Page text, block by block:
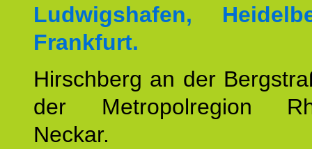
Ludwigshafen,
Frankfurt.
Hirschberg an der
der Metropolregion
Neckar.